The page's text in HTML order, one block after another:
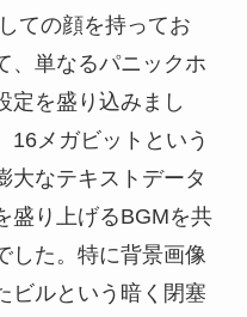
ての顔を持ってお
、単なるパニックホ
定を盛り込みまし
16メガビットという
大なテキストデータ
盛り上げるBGMを共
した。特に背景画像
ビルという暗く閉塞